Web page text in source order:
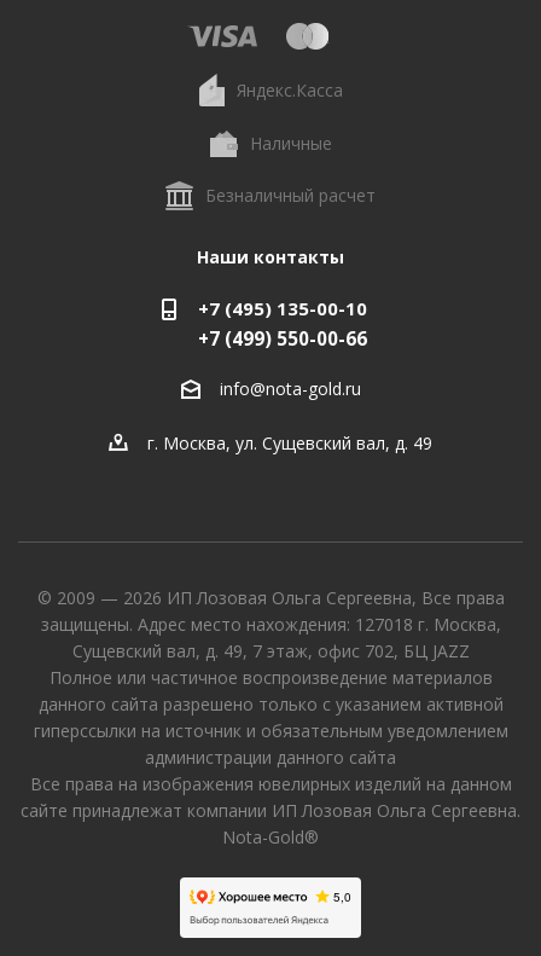
Яндекс.Касса
Наличные
Безналичный расчет
Наши контакты
+7 (495) 135-00-10
+7 (499) 550-00-66
info@nota-gold.ru
г. Москва, ул. Сущевский вал, д. 49
© 2009 — 2026 ИП Лозовая Ольга Сергеевна, Все права
защищены. Адрес место нахождения: 127018 г. Москва,
Сущевский вал, д. 49, 7 этаж, офис 702, БЦ JAZZ
Полное или частичное воспроизведение материалов
данного сайта разрешено только с указанием активной
гиперссылки на источник и обязательным уведомлением
администрации данного сайта
Все права на изображения ювелирных изделий на данном
сайте принадлежат компании ИП Лозовая Ольга Сергеевна.
Nota-Gold®